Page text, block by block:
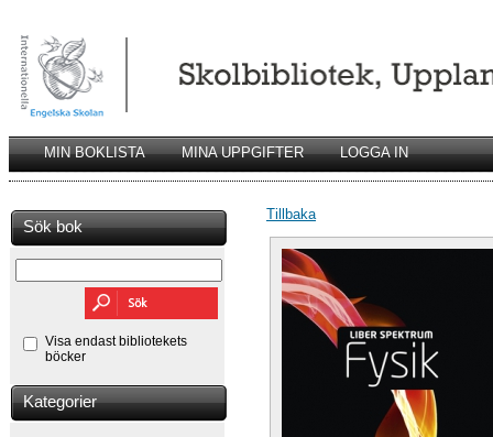
MIN BOKLISTA MINA UPPGIFTER LOGGA IN
Sök bok
Visa endast bibliotekets
böcker
Kategorier
Tillbaka